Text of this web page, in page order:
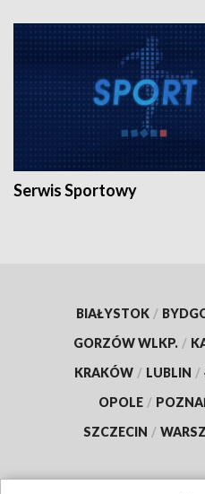
Serwis Sportowy
BIAŁYSTOK /
GORZÓW WLKP. /
KRAKÓW / LUBLIN /
OPOLE /
SZCZECIN /